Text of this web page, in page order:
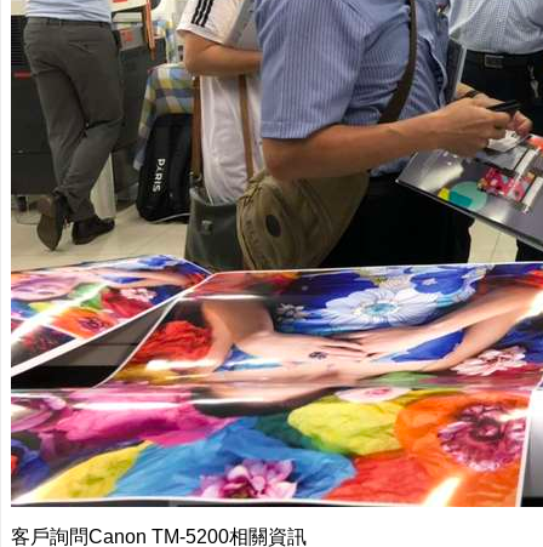
客戶詢問Canon TM-5200相關資訊